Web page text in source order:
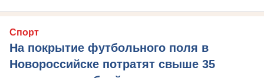
Спорт
На покрытие футбольного поля в
Новороссийске потратят свыше 35